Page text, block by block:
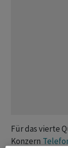
Für das vierte
Konzern